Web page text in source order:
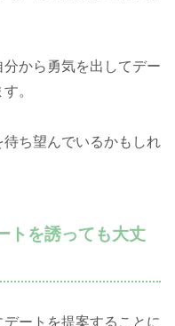
から勇気を出してデー
。
ち望んでいるかもしれ
トを誘っても大丈
ートを提案することに